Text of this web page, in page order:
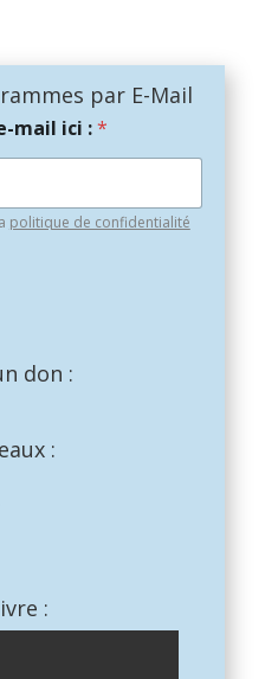
par E-Mail
mail ici :*
politique de confidentialité
don :
:
: